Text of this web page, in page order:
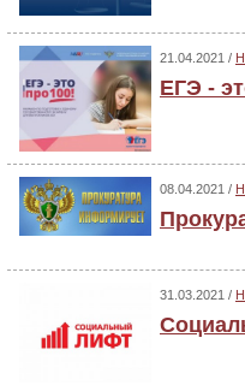
21.04.2021 /
ЕГЭ -
08.04.2021 /
31.03.2021 /